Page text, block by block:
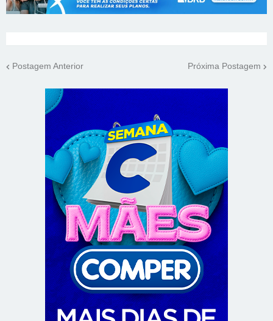
Postagem Anterior Próxima Postagem